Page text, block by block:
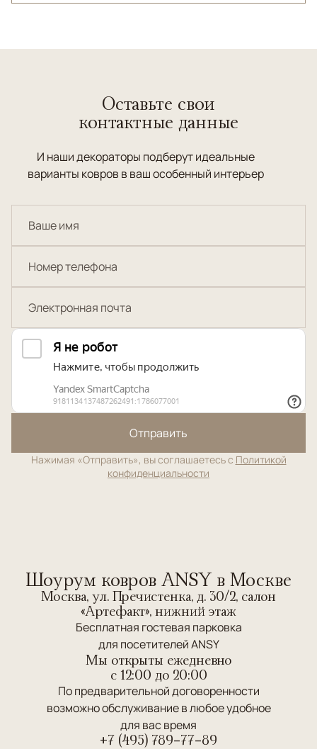
Оставьте свои
контактные данные
И наши декораторы подберут идеальные
варианты ковров в ваш особенный интерьер
Отправить
Нажимая «Отправить», вы соглашаетесь с Политикой
конфиденциальности
Шоурум ковров ANSY в Москве
Москва, ул. Пречистенка, д. 30/2, салон
«Артефакт», нижний этаж
Бесплатная гостевая парковка
для посетителей ANSY
Мы открыты ежедневно
c 12:00 до 20:00
По предварительной договоренности
возможно обслуживание в любое удобное
для вас время
+7 (495) 789-77-89